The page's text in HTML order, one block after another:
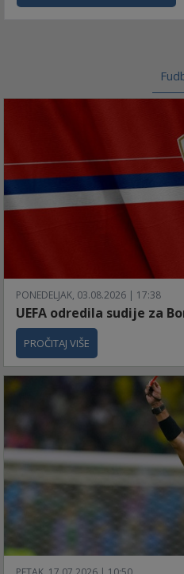
PONEDELJAK, 03.08.2026 | 17:38
UEFA odredila sudije za
PROČITAJ VIŠE